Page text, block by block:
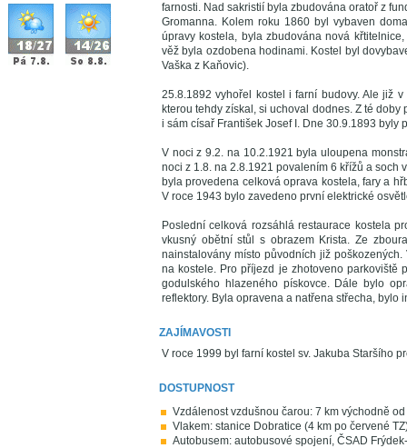
farnosti. Nad sakristií byla zbudována oratoř z
Gromanna. Kolem roku 1860 byl vybaven
úpravy kostela, byla zbudována nová
věž byla ozdobena hodinami. Kostel byl
Vaška z Kaňovic).
25.8.1892 vyhořel kostel i farní budovy. Ale již
kterou tehdy získal, si uchoval dodnes. Z té
i sám císař František Josef I. Dne 30.9.1893
V noci z 9.2. na 10.2.1921 byla uloupena
noci z 1.8. na 2.8.1921 povalením 6 křížů a soch
byla provedena celková oprava kostela, fary a
V roce 1943 bylo zavedeno první elektrické
Poslední celková rozsáhlá restaurace kostela
vkusný obětní stůl s obrazem Krista. Ze
nainstalovány místo původních již
na kostele. Pro příjezd je zhotoveno parkoviště
godulského hlazeného pískovce. Dále bylo
reflektory. Byla opravena a natřena střecha,
ZAJÍMAVOSTI
V roce 1999 byl farní kostel sv. Jakuba Staršího
DOSTUPNOST
Vzdálenost vzdušnou čarou: 7 km východně
Vlakem: stanice Dobratice (4 km po červené
Autobusem: autobusové spojení, ČSAD